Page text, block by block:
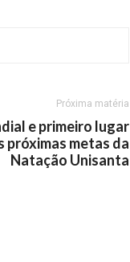
Próxima matéria
e primeiro lugar
próximas metas da
Natação Unisanta